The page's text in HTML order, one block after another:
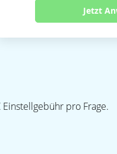
Jetzt
pro Frage.